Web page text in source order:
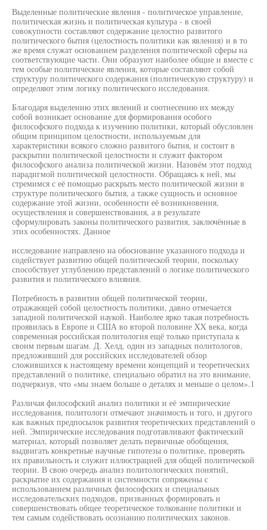
Выделенные политические явления - политическое управление,
политическая жизнь и политическая культура - в своей
совокупности составляют содержание целостно развитого
политического бытия (целостность политики как явления) и в то
же время служат основанием разделения политической сферы на
соответствующие части. Они образуют наиболее общие и вместе с
тем особые политические явления, которые составляют собой
структуру политического содержания (политическую структуру) и
определяют этим логику политического исследования.
Благодаря выделению этих явлений и соотнесению их между
собой возникает основание для формирования особого
философского подхода к изучению политики, который обусловлен
общим принципом целостности, используемым для
характеристики всякого сложно развитого бытия, и состоит в
раскрытии политической целостности и служит фактором
философского анализа политической жизни. Назовём этот подход
парадигмой политической целостности. Обращаясь к ней, мы
стремимся с её помощью раскрыть место политической жизни в
структуре политического бытия, а также сущность и основное
содержание этой жизни, особенности её возникновения,
осуществления и совершенствования, а в результате
сформулировать законы политического развития, заключённые в
этих особенностях. Данное
исследование направлено на обоснование указанного подхода и
содействует развитию общей политической теории, поскольку
способствует углублению представлений о логике политического
развития и политического влияния.
Потребность в развитии общей политической теории,
отражающей собой целостность политики, давно отмечается
западной политической наукой. Наиболее ярко такая потребность
проявилась в Европе и США во второй половине XX века, когда
современная российская политология ещё только приступала к
своим первым шагам. Д. Хелд, один из западных политологов,
предложивший для российских исследователей обзор
сложившихся к настоящему времени концепций и теоретических
представлений о политике, специально обратил на это внимание,
подчеркнув, что «мы знаем больше о деталях и меньше о целом».1
Различая философский анализ политики и её эмпирические
исследования, политологи отмечают значимость и того, и другого
как важных предпосылок развития теоретических представлений о
ней. Эмпирические исследования подготавливают фактический
материал, который позволяет делать первичные обобщения,
выдвигать конкретные научные гипотезы о политике, проверять
их правильность и служит иллюстрацией для общей политической
теории. В свою очередь анализ политологических понятий,
раскрытие их содержания и системности сопряжены с
использованием различных философских и специальных
исследовательских подходов, призванных формировать и
совершенствовать общее теоретическое толкование политики и
тем самым содействовать осознанию политических законов.